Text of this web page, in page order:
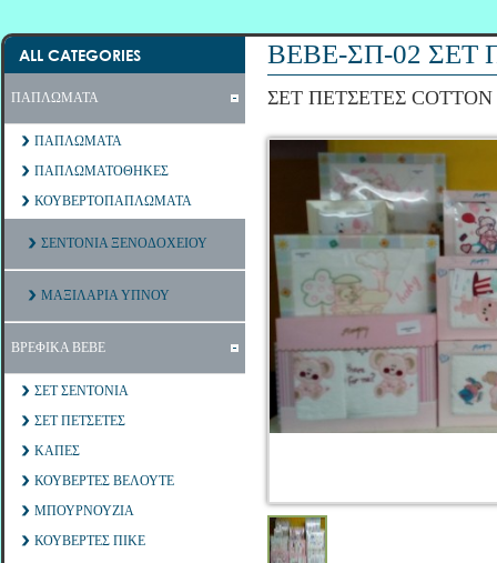
ALL CATEGORIES
ΠΑΠΛΩΜΑΤΑ
ΠΑΠΛΩΜΑΤΑ
ΠΑΠΛΩΜΑΤΟΘΗΚΕΣ
ΚΟΥΒΕΡΤΟΠΑΠΛΩΜΑΤΑ
ΣΕΝΤΟΝΙΑ ΞΕΝΟΔΟΧΕΙΟΥ
ΜΑΞΙΛΑΡΙΑ ΥΠΝΟΥ
ΒΡΕΦΙΚΑ ΒΕΒΕ
ΣΕΤ ΣΕΝΤΟΝΙΑ
ΣΕΤ ΠΕΤΣΕΤΕΣ
ΚΑΠΕΣ
ΚΟΥΒΕΡΤΕΣ ΒΕΛΟΥΤΕ
ΜΠΟΥΡΝΟΥΖΙΑ
ΚΟΥΒΕΡΤΕΣ ΠΙΚΕ
ΒΕΒΕ-ΣΠ-02 ΣΕΤ
ΣΕΤ ΠΕΤΣΕΤΕΣ COTTON